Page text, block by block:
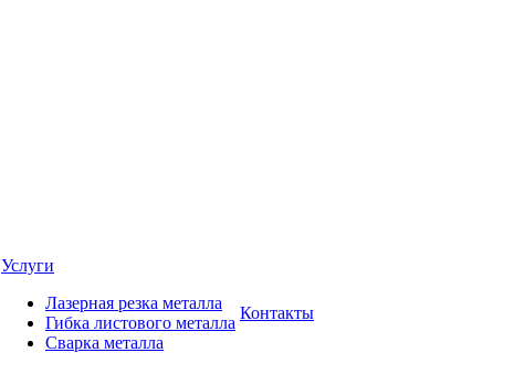
Услуги
Лазерная резка металла
Гибка листового металла
Сварка металла
Контакты